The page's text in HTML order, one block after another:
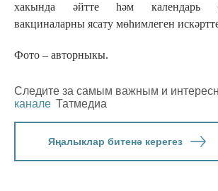
хакында әйтте һәм календарь
вакциналарны ясату мөһимлеген
Фото – авторныкы.
Следите за самым важным и
канале Татмедиа
Яңалыклар битенә керегез